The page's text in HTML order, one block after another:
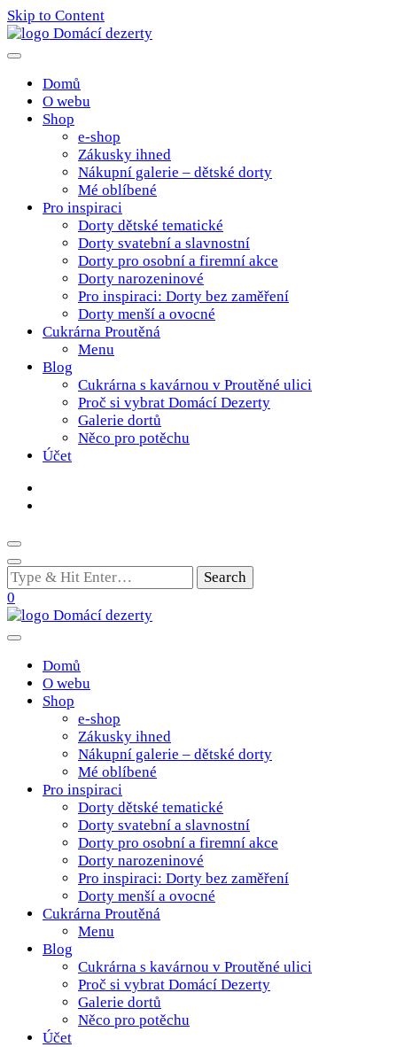
Skip to Content
domacidezerty.cz
Domů
O webu
Shop
e-shop
Zákusky ihned
Nákupní galerie – dětské dorty
Mé oblíbené
Pro inspiraci
Dorty dětské tematické
Dorty svatební a slavnostní
Dorty pro osobní a firemní akce
Dorty narozeninové
Pro inspiraci: Dorty bez zaměření
Dorty menší a ovocné
Cukrárna Proutěná
Menu
Blog
Cukrárna s kavárnou v Proutěné ulici
Proč si vybrat Domácí Dezerty
Galerie dortů
Něco pro potěchu
Účet
Looking
for
Something?
0
domacidezerty.cz
Domů
O webu
Shop
e-shop
Zákusky ihned
Nákupní galerie – dětské dorty
Mé oblíbené
Pro inspiraci
Dorty dětské tematické
Dorty svatební a slavnostní
Dorty pro osobní a firemní akce
Dorty narozeninové
Pro inspiraci: Dorty bez zaměření
Dorty menší a ovocné
Cukrárna Proutěná
Menu
Blog
Cukrárna s kavárnou v Proutěné ulici
Proč si vybrat Domácí Dezerty
Galerie dortů
Něco pro potěchu
Účet